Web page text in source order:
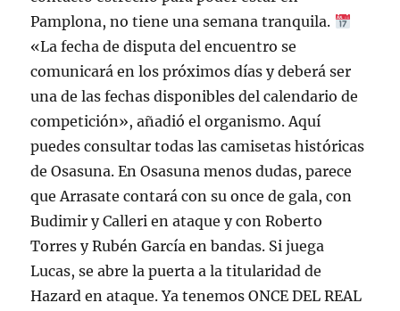
Pamplona, no tiene una semana tranquila.
«La fecha de disputa del encuentro se
comunicará en los próximos días y deberá ser
una de las fechas disponibles del calendario de
competición», añadió el organismo. Aquí
puedes consultar todas las camisetas históricas
de Osasuna. En Osasuna menos dudas, parece
que Arrasate contará con su once de gala, con
Budimir y Calleri en ataque y con Roberto
Torres y Rubén García en bandas. Si juega
Lucas, se abre la puerta a la titularidad de
Hazard en ataque. Ya tenemos ONCE DEL REAL